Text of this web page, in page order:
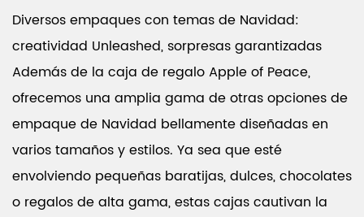
Diversos empaques con temas de Navidad:
creatividad Unleashed, sorpresas garantizadas
Además de la caja de regalo Apple of Peace,
ofrecemos una amplia gama de otras opciones de
empaque de Navidad bellamente diseñadas en
varios tamaños y estilos. Ya sea que esté
envolviendo pequeñas baratijas, dulces, chocolates
o regalos de alta gama, estas cajas cautivan la